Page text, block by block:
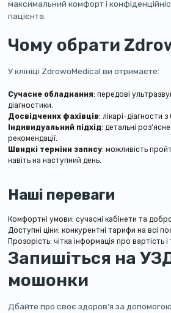
максимальний комфорт і
пацієнта.
Чому обрати
У клініці ZdrowoMedical ви отримаєте:
Сучасне обладнання: передові
діагностики.
Досвідчених фахівців: лікарі-діагности
Індивидуальний підхід: детальні
рекомендації.
Швидкі терміни запису: можливість
навіть на наступний день.
Наші переваги
Комфортні умови: сучасні кабінети та
Доступні ціни: конкурентні тарифи на всі
Прозорість: чітка інформація про вартість і
Запишіться на
мошонки
Дбайте про своє здоров’я за допомогою